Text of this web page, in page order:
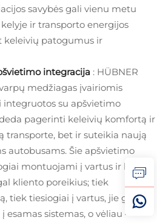
savybės gali vienu metu
ir transporto energijos
keleivių patogumus ir
integracija : HÜBNER
medžiagas įvairiomis
integruotos su apšvietimo
pagerinti keleivių komfortą ir
transporte, bet ir suteikia naują
autobusams. Šie apšvietimo
montuojami į vartus ir leidžia
kliento poreikius; tiek
tiek tiesiogiai į vartus, jie gali
sistemas, o vėliau –